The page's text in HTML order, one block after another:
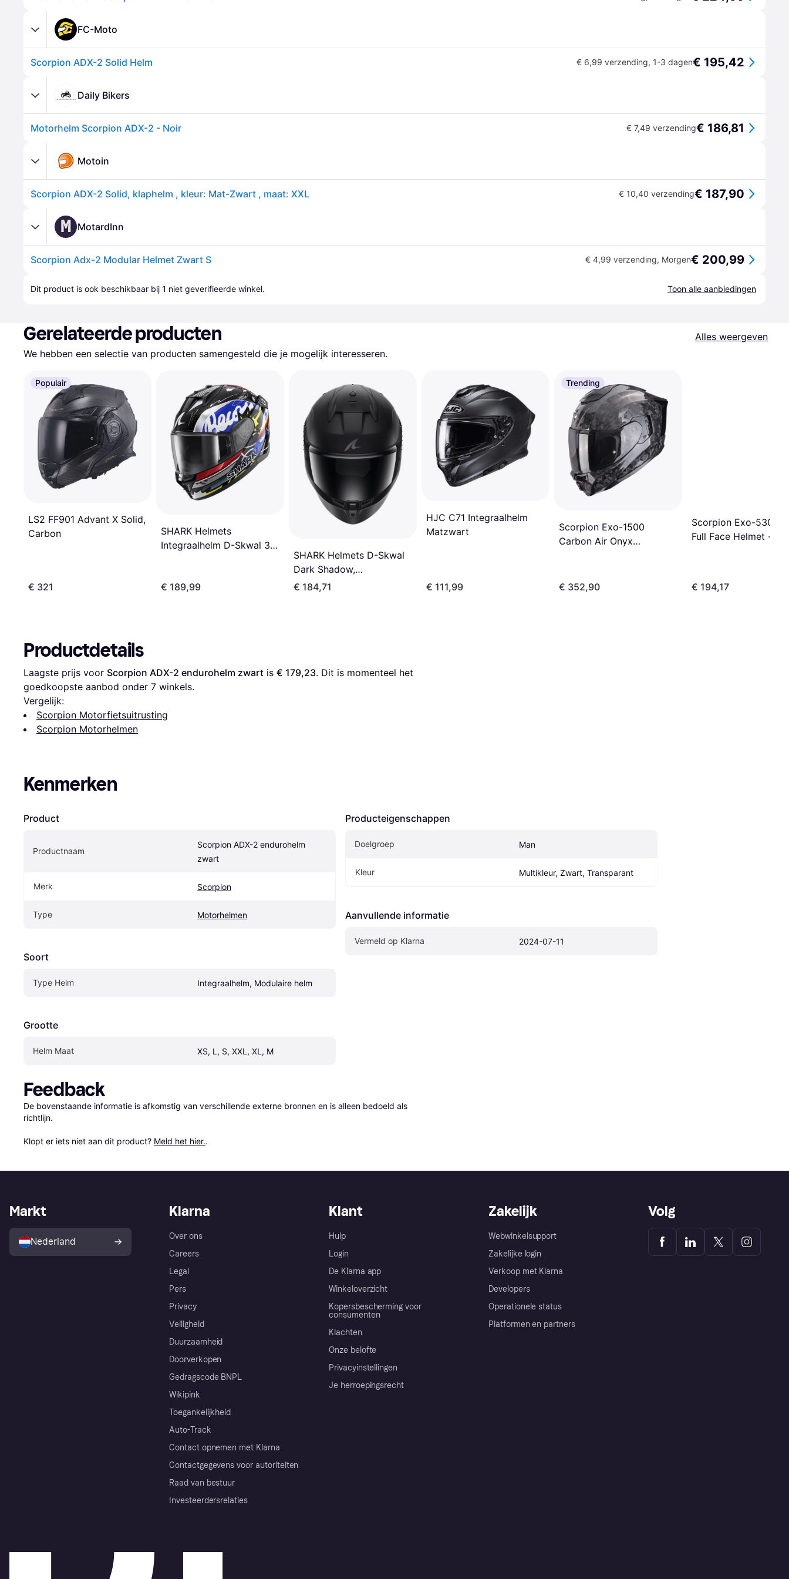
FC-Moto
Scorpion ADX-2 Solid Helm € 6,99 verzending, 1-3 dagen€ 195,42
Daily Bikers
Motorhelm Scorpion ADX-2 - Noir € 7,49 verzending€ 186,81
Motoin
Scorpion ADX-2 Solid, klaphelm , kleur: Mat-Zwart , maat: XXL € 10,40 verzending€ 187,90
M MotardInn
Scorpion Adx-2 Modular Helmet Zwart S € 4,99 verzending, Morgen€ 200,99
Dit product is ook beschikbaar bij 1 niet geverifieerde winkel. Toon alle aanbiedingen
Gerelateerde producten
Alles weergeven
We hebben een selectie van producten samengesteld die je mogelijk interesseren.
Populair
LS2 FF901 Advant X Solid,
Carbon
€ 321
SHARK Helmets
Integraalhelm D-Skwal 3
€ 189,99
SHARK Helmets D-Skwal
Dark Shadow,
integraalhelm kleur: Mat-
€ 184,71
HJC C71 Integraalhelm
Matzwart
€ 111,99
Trending
Scorpion Exo-1500
Carbon Air Onyx
€ 352,90
Scorpion Exo-530
Full Face Helmet -
€ 194,17
Productdetails
Laagste prijs voor Scorpion ADX-2 endurohelm zwart is € 179,23. Dit is momenteel het
goedkoopste aanbod onder 7 winkels.
Vergelijk:
Scorpion Motorfietsuitrusting
Scorpion Motorhelmen
Kenmerken
Product
Productnaam
Scorpion ADX-2 endurohelm
zwart
Merk Scorpion
Type Motorhelmen
Soort
Type Helm Integraalhelm, Modulaire helm
Grootte
Helm Maat XS, L, S, XXL, XL, M
Producteigenschappen
Doelgroep Man
Kleur Multikleur, Zwart, Transparant
Aanvullende informatie
Vermeld op Klarna 2024-07-11
Feedback
De bovenstaande informatie is afkomstig van verschillende externe bronnen en is alleen bedoeld als
richtlijn.
Klopt er iets niet aan dit product? Meld het hier..
Klarna
Over ons
Careers
Legal
Pers
Privacy
Veiligheid
Duurzaamheid
Doorverkopen
Gedragscode BNPL
Wikipink
Toegankelijkheid
Auto-Track
Contact opnemen met Klarna
Contactgegevens voor autoriteiten
Raad van bestuur
Investeerdersrelaties
Klant
Hulp
Login
De Klarna app
Winkeloverzicht
Kopersbescherming voor
consumenten
Klachten
Onze belofte
Privacyinstellingen
Je herroepingsrecht
Zakelijk
Webwinkelsupport
Zakelijke login
Verkoop met Klarna
Developers
Operationele status
Platformen en partners
Markt
Nederland
Volg